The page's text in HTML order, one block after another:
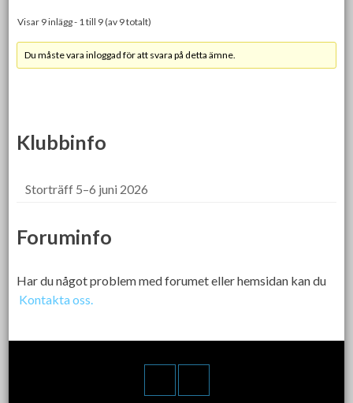
Visar 9 inlägg - 1 till 9 (av 9 totalt)
Du måste vara inloggad för att svara på detta ämne.
Klubbinfo
Storträff 5–6 juni 2026
Foruminfo
Har du något problem med forumet eller hemsidan kan du
Kontakta oss.